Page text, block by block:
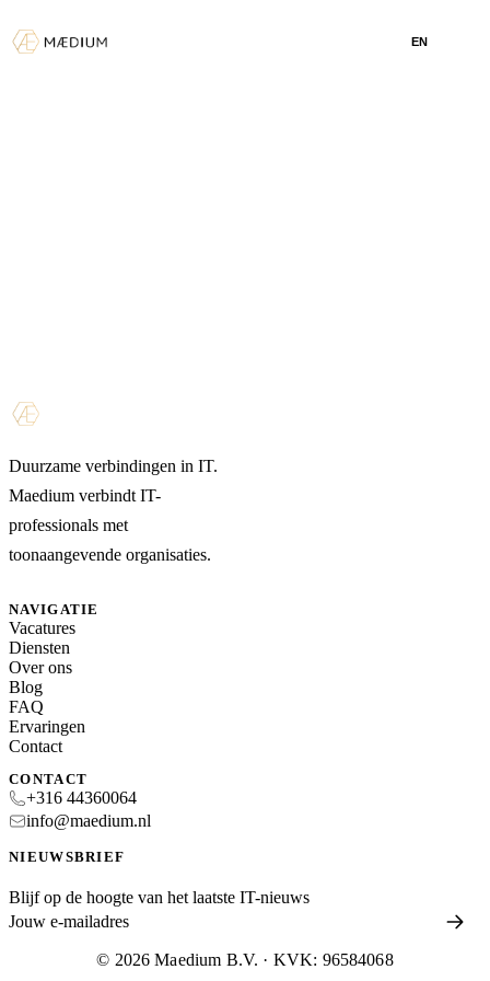
EN
Duurzame verbindingen in IT.
Maedium verbindt IT-
professionals met
toonaangevende organisaties.
NAVIGATIE
Vacatures
Diensten
Over ons
Blog
FAQ
Ervaringen
Contact
CONTACT
+316 44360064
info@maedium.nl
NIEUWSBRIEF
Blijf op de hoogte van het laatste IT-nieuws
© 2026 Maedium B.V. · KVK: 96584068